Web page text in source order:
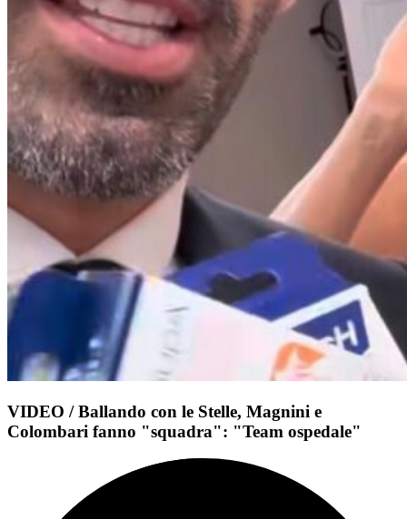
VIDEO / Ballando con le Stelle, Magnini e
Colombari fanno "squadra": "Team ospedale"